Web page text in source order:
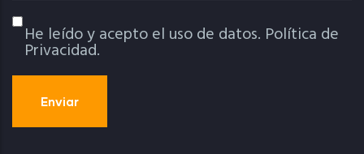
Política De Privacidad
He leído y acepto el uso de datos. Política de
Privacidad.